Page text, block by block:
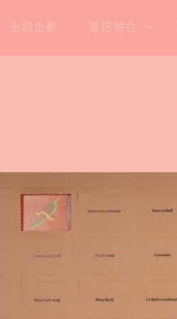
主題企劃 贈送場合